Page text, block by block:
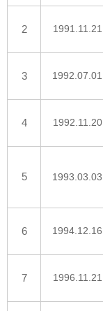
2 1991.11.21
3 1992.07.01
4 1992.11.20
5 1993.03.03
6 1994.12.16
7 1996.11.21